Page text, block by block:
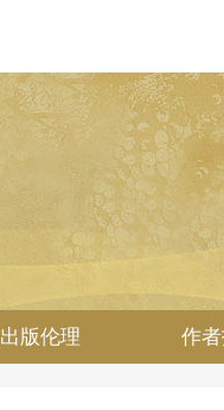
出版伦理 作